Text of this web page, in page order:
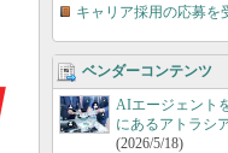
キャリア採用の応募を
ベンダーコンテンツ
AIエージェント
にあるアトラシ
(2026/5/18)